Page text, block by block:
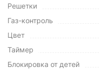
Решетки
Газ-контроль
Цвет
Таймер
Блокировка от детей